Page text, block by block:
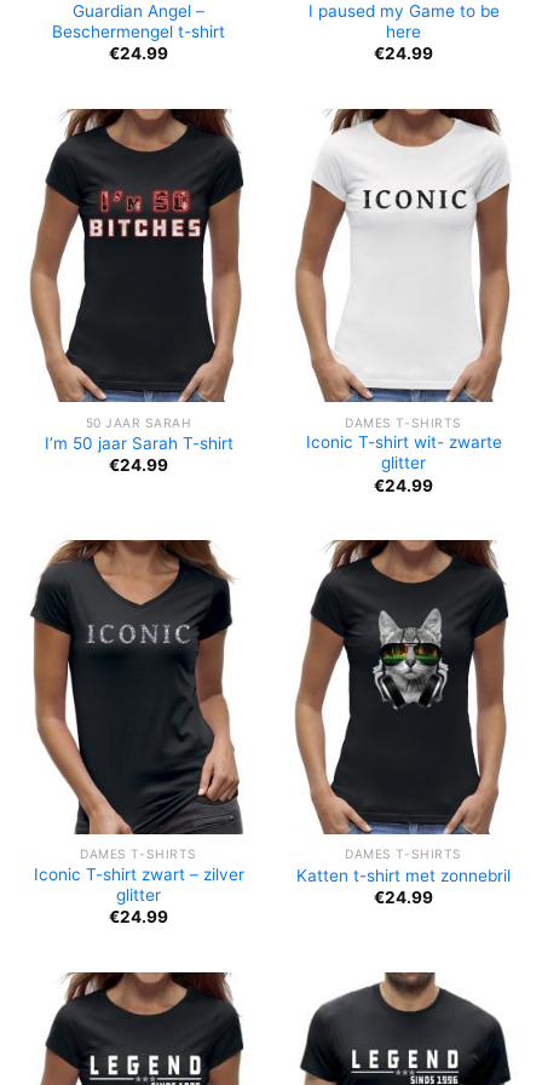
Guardian Angel –
Beschermengel t-shirt
€24.99
I paused my Game to be
here
€24.99
50 JAAR SARAH
I’m 50 jaar Sarah T-shirt
€24.99
DAMES T-SHIRTS
Iconic T-shirt wit- zwarte
glitter
€24.99
DAMES T-SHIRTS
Iconic T-shirt zwart – zilver
glitter
€24.99
DAMES T-SHIRTS
Katten t-shirt met zonnebril
€24.99